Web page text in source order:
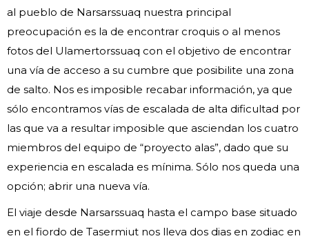
al pueblo de Narsarssuaq nuestra principal
preocupación es la de encontrar croquis o al menos
fotos del Ulamertorssuaq con el objetivo de encontrar
una vía de acceso a su cumbre que posibilite una zona
de salto. Nos es imposible recabar información, ya que
sólo encontramos vías de escalada de alta dificultad por
las que va a resultar imposible que asciendan los cuatro
miembros del equipo de “proyecto alas”, dado que su
experiencia en escalada es mínima. Sólo nos queda una
opción; abrir una nueva vía.
El viaje desde Narsarssuaq hasta el campo base situado
en el fiordo de Tasermiut nos lleva dos dias en zodiac en